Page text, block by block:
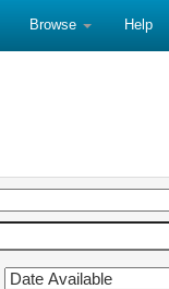
Browse Help